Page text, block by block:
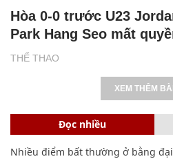
THỂ THAO
Hòa 0-0 trước U23
Park Hang Seo mất
XEM THÊM
Đọc nhiều
Nhiều điểm bất thường ở bằng đại